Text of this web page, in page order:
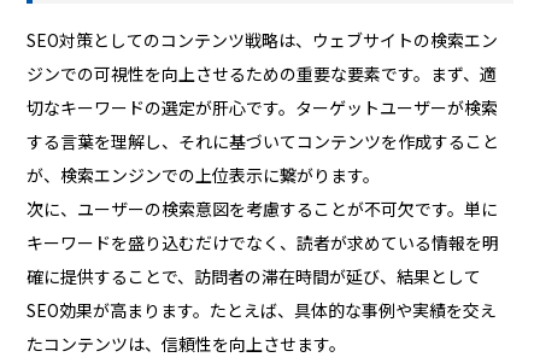
SEO対策としてのコンテンツ戦略は、ウェブサイトの検索エン
ジンでの可視性を向上させるための重要な要素です。まず、適
切なキーワードの選定が肝心です。ターゲットユーザーが検索
する言葉を理解し、それに基づいてコンテンツを作成すること
が、検索エンジンでの上位表示に繋がります。
次に、ユーザーの検索意図を考慮することが不可欠です。単に
キーワードを盛り込むだけでなく、読者が求めている情報を明
確に提供することで、訪問者の滞在時間が延び、結果として
SEO効果が高まります。たとえば、具体的な事例や実績を交え
たコンテンツは、信頼性を向上させます。